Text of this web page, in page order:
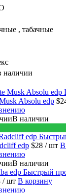
, табачные
наличии
Absolu edp
В наличии
edp $28 / шт В
В наличии
Быстрый
/ шт В корзину